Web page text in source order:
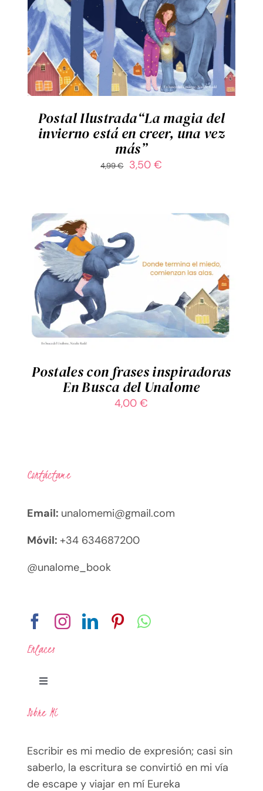
AÑADIR AL CARRITO
/
DETALLES
Postal Ilustrada“La magia del
invierno está en creer, una vez
más”
4,99€
El
4,99 €.
3,50€
es:
AÑADIR AL CARRITO
/
DETALLES
Postales con frases inspiradoras
En Busca del Unalome
4,00€
Contáctame
Email: unalomemi@gmail.com
Móvil: +34 634687200
@unalome_book
Enlaces
Toggle
Legal
Política de Privacidad
Sobre Mí
Escribir es mi medio de expresión; casi sin
saberlo, la escritura se convirtió en mi vía
de escape y viajar en mí Eureka